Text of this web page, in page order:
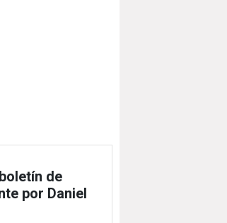
de
por Daniel